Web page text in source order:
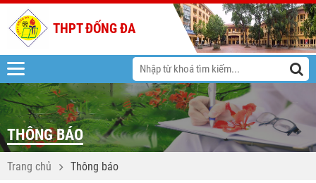
THPT ĐỐNG ĐA
THÔNG BÁO
Trang chủ Thông báo